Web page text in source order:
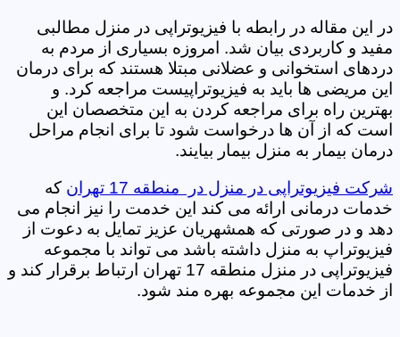
در این مقاله در رابطه با فیزیوتراپی در منزل مطالبی
مفید و کاربردی بیان شد. امروزه بسیاری از مردم به
دردهای استخوانی و عضلانی مبتلا هستند که برای درمان
این مریضی ها باید به فیزیوتراپیست مراجعه کرد. و
بهترین راه برای مراجعه کردن به این متخصصان این
است که از آن ها درخواست شود تا برای انجام مراحل
درمان بیمار به منزل بیمار بیایند.
شرکت فیزیوتراپی در منزل در منطقه 17 تهران
که
خدمات درمانی ارائه می کند این خدمت را نیز انجام می
دهد و در صورتی که همشهریان عزیز تمایل به دعوت از
فیزیوتراپ به منزل داشته باشد می تواند با مجموعه
فیزیوتراپی در منزل منطقه 17 تهران ارتباط برقرار کند و
از خدمات این مجموعه بهره مند شود.